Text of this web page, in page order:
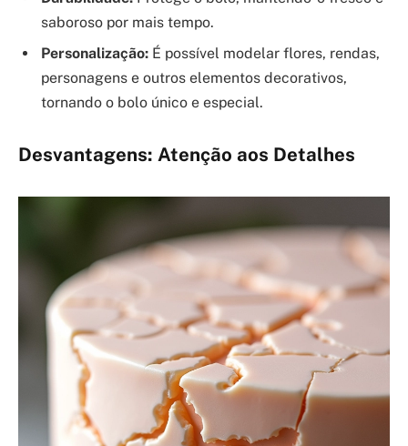
saboroso por mais tempo.
Personalização: É possível modelar flores, rendas,
personagens e outros elementos decorativos,
tornando o bolo único e especial.
Desvantagens: Atenção aos Detalhes